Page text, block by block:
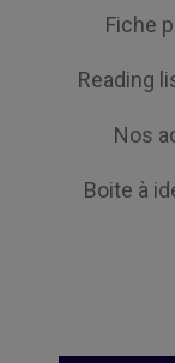
Fiche
Reading
Nos
Boite à